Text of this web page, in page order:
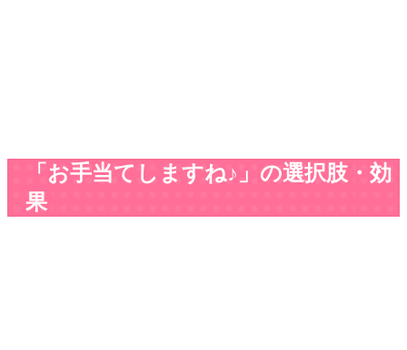
「お手当てしますね♪」の選択肢・効
果